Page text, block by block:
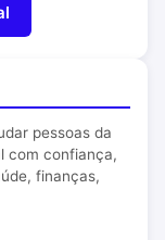
pessoas da
com confiança,
finanças,